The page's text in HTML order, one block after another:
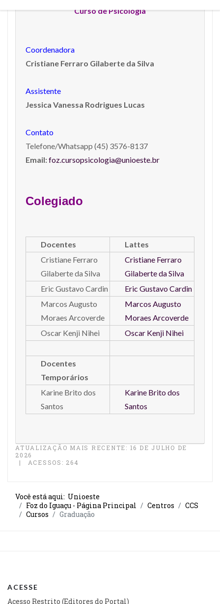
Curso de Psicologia
Coordenadora
Cristiane Ferraro Gilaberte da Silva
Assistente
Jessica Vanessa Rodrigues Lucas
Contato
Telefone/Whatsapp (45) 3576-8137
Email:foz.cursopsicologia@unioeste.br
Colegiado
Docentes
Lattes
Cristiane Ferraro
Gilaberte da Silva
Cristiane Ferraro
Gilaberte da Silva
Eric Gustavo Cardin
Eric Gustavo Cardin
Marcos Augusto
Moraes Arcoverde
Marcos Augusto
Moraes Arcoverde
Oscar Kenji Nihei
Oscar Kenji Nihei
Docentes
Temporários
Karine Brito dos
Santos
Karine Brito dos
Santos
ATUALIZAÇÃO MAIS RECENTE: 16 DE JULHO DE
2026
ACESSOS: 264
Você está aqui: Unioeste
Foz do Iguaçu - Página Principal
Centros
CCS
Cursos
Graduação
ACESSE
Acesso Restrito (Editores do Portal)